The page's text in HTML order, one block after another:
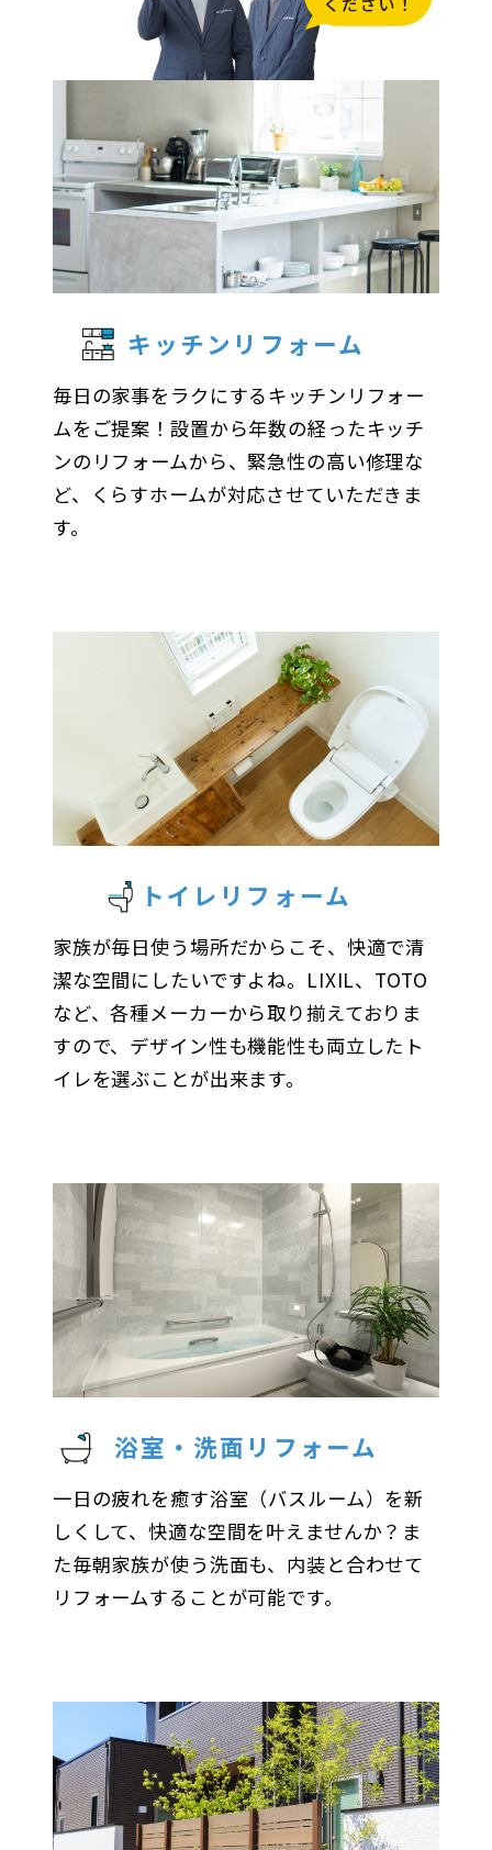
キッチンリフォーム
毎日の家事をラクにするキッチンリフォー
ムをご提案！設置から年数の経ったキッチ
ンのリフォームから、緊急性の高い修理な
ど、くらすホームが対応させていただきま
す。
トイレリフォーム
家族が毎日使う場所だからこそ、快適で清
潔な空間にしたいですよね。LIXIL、TOTO
など、各種メーカーから取り揃えておりま
すので、デザイン性も機能性も両立したト
イレを選ぶことが出来ます。
浴室・洗面リフォーム
一日の疲れを癒す浴室（バスルーム）を新
しくして、快適な空間を叶えませんか？ま
た毎朝家族が使う洗面も、内装と合わせて
リフォームすることが可能です。